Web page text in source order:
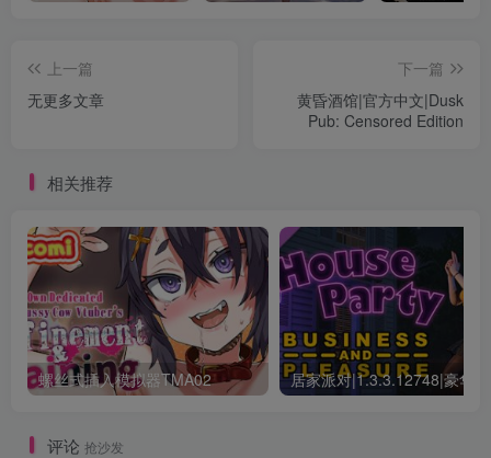
上一篇
无更多文章
下一篇
黄昏酒馆|官方中文|Dusk
Pub: Censored Edition
相关推荐
螺丝式插入模拟器TMA02
评论 抢沙发